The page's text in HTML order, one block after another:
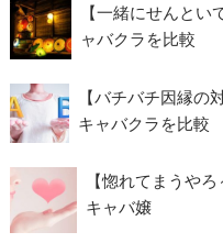
【一緒にせんと
ャバクラを比較
【バチバチ因縁の
キャバクラを比較
【惚れてまうや
キャバ嬢